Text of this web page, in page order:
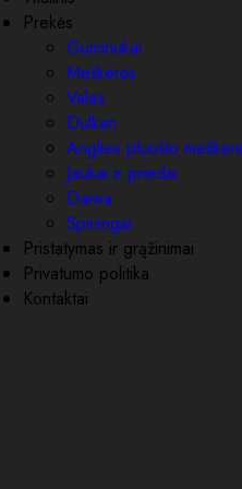
Prekės
Guminukai
Meškerės
Valas
Dulkan
Anglies pluošto
Jaukai ir priedai
Daiwa
Spiningai
Pristatymas ir grąžinimai
Privatumo politika
Kontaktai